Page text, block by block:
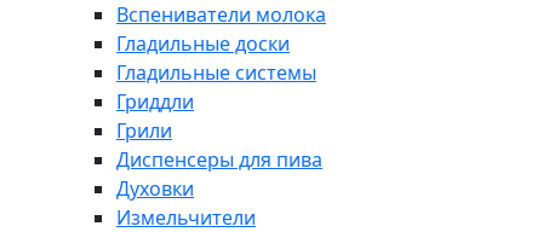
Вспениватели молока
Гладильные доски
Гладильные системы
Гриддли
Грили
Диспенсеры для пива
Духовки
Измельчители